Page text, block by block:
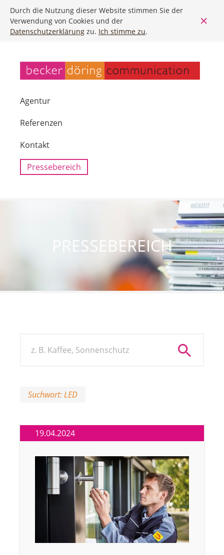
Durch die Nutzung dieser Website stimmen Sie der
Verwendung von Cookies und der
Datenschutzerklärung zu. Ich stimme zu.
Agentur
Referenzen
Kontakt
Pressebereich
PRESSEBEREICH
Suchwort: LED
19.04.2024